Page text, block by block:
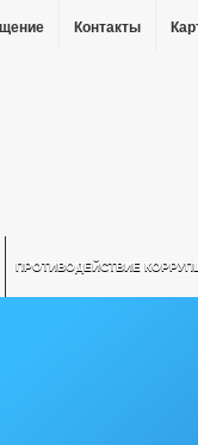
Контакты
ПРОТИВОДЕЙСТВИЕ